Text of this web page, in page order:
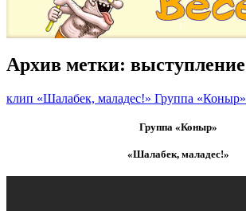
Архив метки: выступление
клип «Шалабек, маладес!» Группа «Коныр»
Группа «Коныр»
«Шалабек, маладес!»